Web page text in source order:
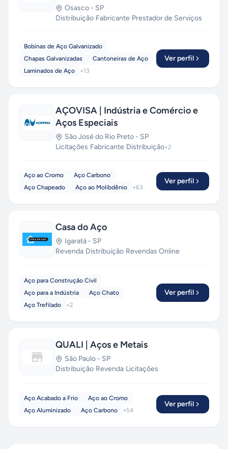
Osasco - SP
Distribuição·Fabricante·Prestador de Serviços
Bobinas de Aço Galvanizado
Chapas Galvanizadas
Cantoneiras de Aço
Laminados de Aço
+13
Ver perfil
AÇOVISA | Indústria e Comércio e
Aços Especiais
São José do Rio Preto - SP
Licitações·Fabricante·Distribuição+2
Aço ao Cromo
Aço Carbono
Aço Chapeado
Aço ao Molibdênio +63
Ver perfil
Casa do Aço
Igaratá - SP
Revenda·Distribuição·Revendas Online
Aço para Construção Civil
Aço para a Indústria
Aço Chato
Aço Trefilado
+2
Ver perfil
QUALI | Aços e Metais
São Paulo - SP
Distribuição·Revenda·Licitações
Aço Acabado a Frio
Aço ao Cromo
Aço Aluminizado
Aço Carbono +54
Ver perfil